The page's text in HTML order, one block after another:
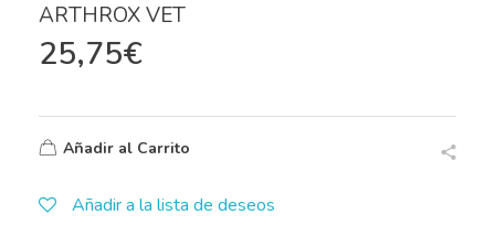
ARTHROX VET
25,75€
Añadir al Carrito
Añadir a la lista de deseos